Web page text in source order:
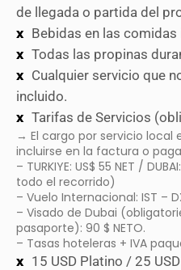
de llegada o partida del
Bebidas en las comidas
Todas las propinas
Cualquier servicio que
incluido.
Tarifas de Servicios
→ El cargo por servicio local
incluirse en la factura o
– TURKIYE: US$ 55 NET /
todo el recorrido)
– Vuelo Internacional: IST –
– Visado de Dubai
pasaporte): 90 $ NETO.
– Tasas hoteleras + IVA
15 USD Platino / 25